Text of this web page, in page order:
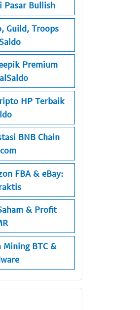
Pasar Bullish
Guild, Troops
Premium
HP Terbaik
BNB Chain
FBA & eBay:
& Profit
BTC &